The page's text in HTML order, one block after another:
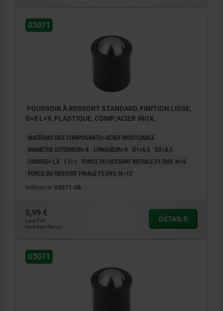
03071
POUSSOIR À RESSORT STANDARD, FINITION LISSE,
D=8 L=9, PLASTIQUE, COMP:ACIER INOX.
MATÉRIAU DES COMPOSANTS=ACIER INOXYDABLE
DIAMÈTRE EXTÉRIEUR=8
LONGUEUR=9 D1=6,5
D2=8,5
COURSE=1,8
L1=1
FORCE DU RESSORT INITIALE F1 ENV. N=6
FORCE DU RESSORT FINALE F2 ENV. N=12
Référence: 03071-08
0,99 €
hors TVA
hors frais d’envoi
DÉTAILS
03071